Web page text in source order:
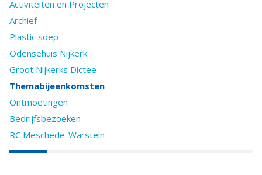
Activiteiten en Projecten
Archief
Plastic soep
Odensehuis Nijkerk
Groot Nijkerks Dictee
Themabijeenkomsten
Ontmoetingen
Bedrijfsbezoeken
RC Meschede-Warstein